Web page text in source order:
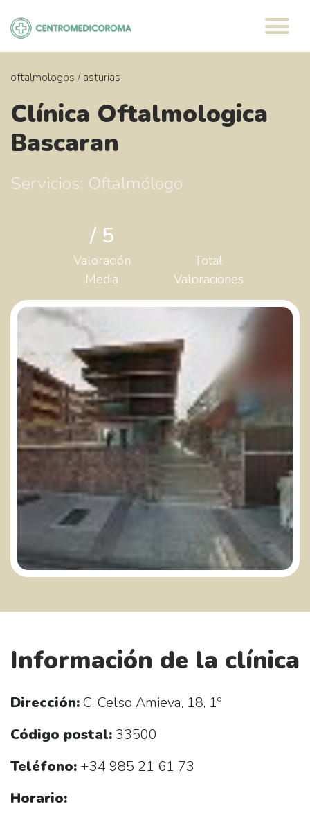
contenido
oftalmologos / asturias
Clínica Oftalmologica
Bascaran
Servicios: Oftalmólogo
/ 5
Valoración
Media
Total
Valoraciones
Información de la clínica
Dirección:C. Celso Amieva, 18, 1º
Código postal: 33500
Teléfono: +34 985 21 61 73
Horario: